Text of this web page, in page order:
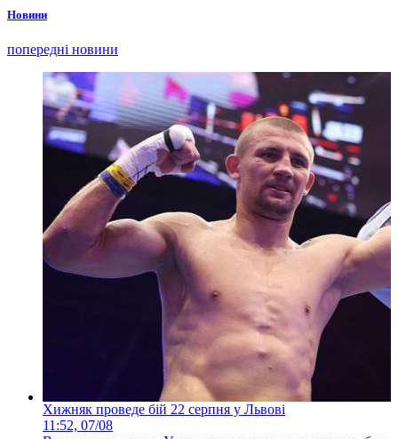
Новини
попередні новини
Хижняк проведе бій 22 серпня у Львові
11:52, 07/08